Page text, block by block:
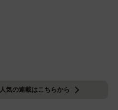
人気の連載はこちらから